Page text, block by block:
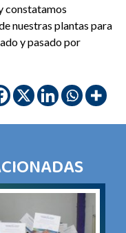
constatamos
nuestras plantas para
y pasado por